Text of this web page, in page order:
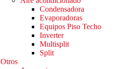
Condensadora
Evaporadoras
Equipos Piso Techo
Inverter
Multisplit
Split
Otros